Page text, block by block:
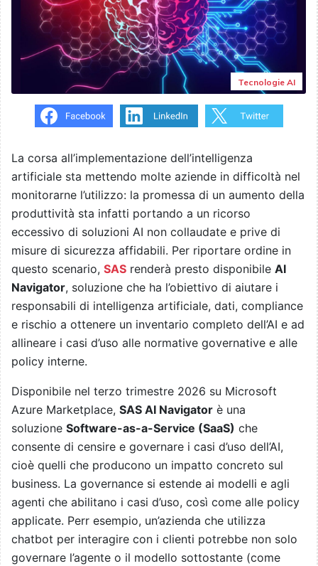
Tecnologie AI
La corsa all’implementazione dell’intelligenza
artificiale sta mettendo molte aziende in difficoltà nel
monitorarne l’utilizzo: la promessa di un aumento della
produttività sta infatti portando a un ricorso
eccessivo di soluzioni AI non collaudate e prive di
misure di sicurezza affidabili. Per riportare ordine in
questo scenario, SAS renderà presto disponibile AI
Navigator, soluzione che ha l’obiettivo di aiutare i
responsabili di intelligenza artificiale, dati, compliance
e rischio a ottenere un inventario completo dell’AI e ad
allineare i casi d’uso alle normative governative e alle
policy interne.
Disponibile nel terzo trimestre 2026 su Microsoft
Azure Marketplace, SAS AI Navigator è una
soluzione Software-as-a-Service (SaaS) che
consente di censire e governare i casi d’uso dell’AI,
cioè quelli che producono un impatto concreto sul
business. La governance si estende ai modelli e agli
agenti che abilitano i casi d’uso, così come alle policy
applicate. Perr esempio, un’azienda che utilizza
chatbot per interagire con i clienti potrebbe non solo
governare l’agente o il modello sottostante (come